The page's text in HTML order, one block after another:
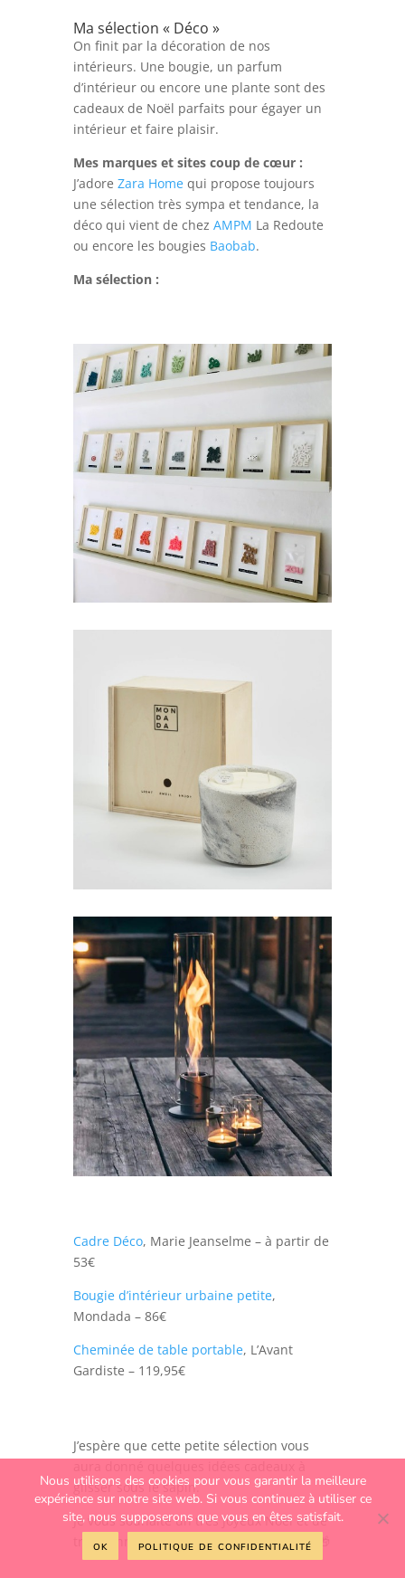
Ma sélection « Déco »
On finit par la décoration de nos
intérieurs. Une bougie, un parfum
d’intérieur ou encore une plante sont des
cadeaux de Noël parfaits pour égayer un
intérieur et faire plaisir.
Mes marques et sites coup de cœur :
J’adore Zara Homequi propose toujours
une sélection très sympa et tendance, la
déco qui vient de chez AMPM La Redoute
ou encore les bougies Baobab.
Ma sélection :
Cadre Déco, Marie Jeanselme – à partir de
53€
Bougie d’intérieur urbaine petite,
Mondada – 86€
Cheminée de table portable, L’Avant
Gardiste – 119,95€
J’espère que cette petite sélection vous
glisser sous le sapin.
Je vous souhaite un très Joyeux Noël et de
très bonnes fêtes de fin d’année ! 🎅🏻🎄🎁
Nous utilisons des cookies pour vous garantir la meilleure
expérience sur notre site web. Si vous continuez à utiliser ce
site, nous supposerons que vous en êtes satisfait.
ok
politique de confidentialité